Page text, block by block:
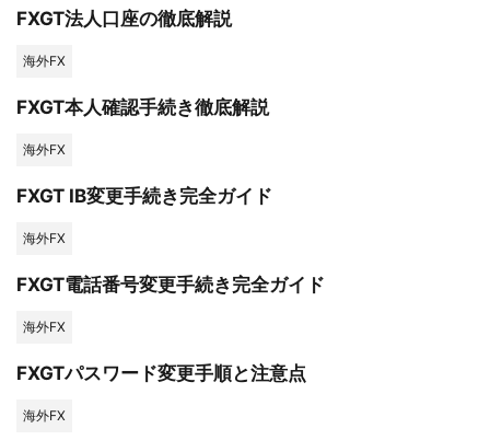
FXGT法人口座の徹底解説
海外FX
FXGT本人確認手続き徹底解説
海外FX
FXGT IB変更手続き完全ガイド
海外FX
FXGT電話番号変更手続き完全ガイド
海外FX
FXGTパスワード変更手順と注意点
海外FX